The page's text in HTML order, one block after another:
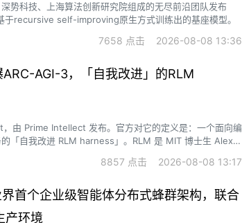
势科技、上海算法创新研究院组成的无尽前沿团队发布
recursive self-improving原生方式训练出的基座模型。
7658 点击 2026-08-08 13:36
AGI-3，「自我改进」的RLM
由 Prime Intellect 发布。官方对它的定义是：一个面向编
「自我改进 RLM harness」。RLM 是 MIT 博士生 Alex
单》）
8857 点击 2026-08-08 13:17
首个企业级智能体分布式蜂群架构，联合
产环境